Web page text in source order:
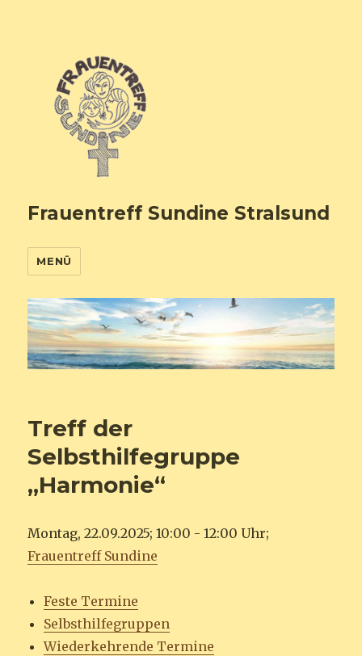
Frauentreff Sundine Stralsund
MENÜ
Treff der
Selbsthilfegruppe
„Harmonie“
Montag, 22.09.2025; 10:00 - 12:00 Uhr;
Frauentreff Sundine
Feste Termine
Selbsthilfegruppen
Wiederkehrende Termine